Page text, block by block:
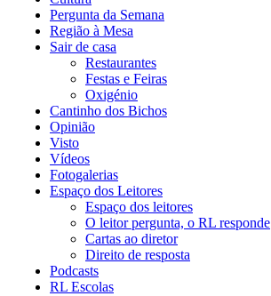
Pergunta da Semana
Região à Mesa
Sair de casa
Restaurantes
Festas e Feiras
Oxigénio
Cantinho dos Bichos
Opinião
Visto
Vídeos
Fotogalerias
Espaço dos Leitores
Espaço dos leitores
O leitor pergunta, o RL responde
Cartas ao diretor
Direito de resposta
Podcasts
RL Escolas